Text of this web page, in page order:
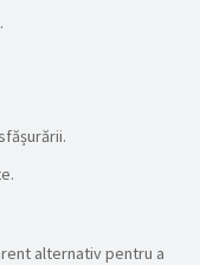
alternativ pentru a